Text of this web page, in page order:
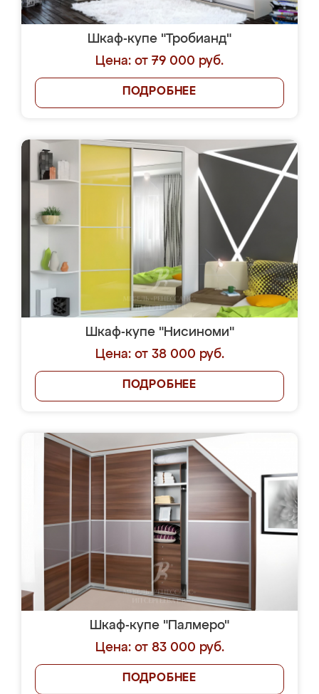
Шкаф-купе "Тробианд"
Цена: от 79 000 руб.
ПОДРОБНЕЕ
Шкаф-купе "Нисиноми"
Цена: от 38 000 руб.
ПОДРОБНЕЕ
Шкаф-купе "Палмеро"
Цена: от 83 000 руб.
ПОДРОБНЕЕ